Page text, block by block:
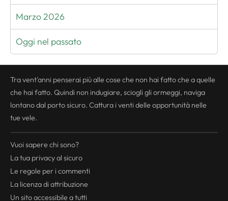
Marzo 2026
Oggi nel passato
Tra vent'anni penserai più alle cose che non hai fatto che a quelle
che hai fatto. Quindi non indugiare, sciogli gli ormeggi, naviga
lontano dal porto sicuro. Cattura i venti delle opportunità nelle
tue vele.
Vuoi sapere chi sono?
La tua privacyal sicuro
Le regole per i commenti
La licenza di attribuzione
Un sito accessibile a tutti